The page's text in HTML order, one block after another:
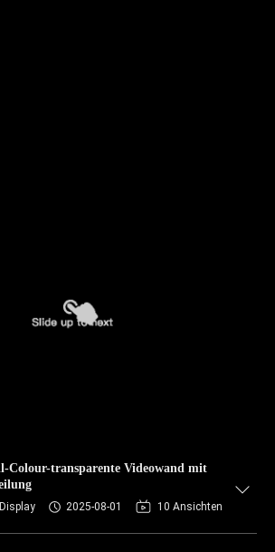
Colour-transparente Videowand mit
2025-08-01 10 Ansichten